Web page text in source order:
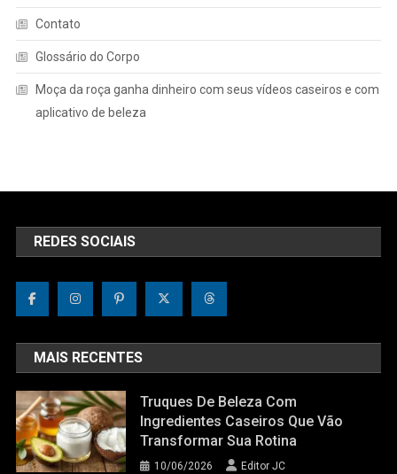
Contato
Glossário do Corpo
Moça da roça ganha dinheiro com seus vídeos caseiros e com
aplicativo de beleza
REDES SOCIAIS
MAIS RECENTES
Truques De Beleza Com
Ingredientes Caseiros Que Vão
Transformar Sua Rotina
10/06/2026 Editor JC